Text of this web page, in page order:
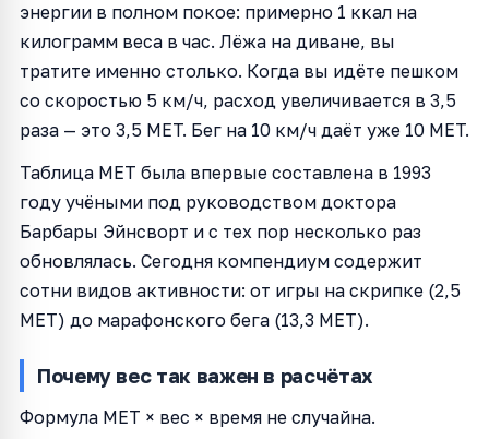
энергии в полном покое: примерно 1 ккал на
килограмм веса в час. Лёжа на диване, вы
тратите именно столько. Когда вы идёте пешком
со скоростью 5 км/ч, расход увеличивается в 3,5
раза — это 3,5 MET. Бег на 10 км/ч даёт уже 10 MET.
Таблица MET была впервые составлена в 1993
году учёными под руководством доктора
Барбары Эйнсворт и с тех пор несколько раз
обновлялась. Сегодня компендиум содержит
сотни видов активности: от игры на скрипке (2,5
MET) до марафонского бега (13,3 MET).
Почему вес так важен в расчётах
Формула MET × вес × время не случайна.